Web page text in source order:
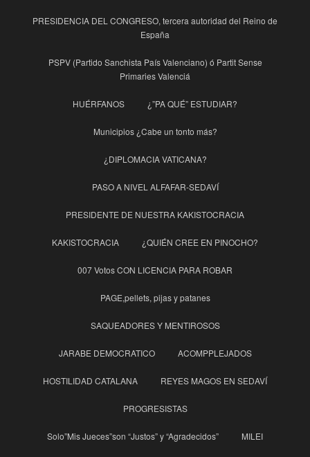
PRESIDENCIA DEL CONGRESO, tercera autoridad del Reino de
España
PSPV (Partido Sanchista País Valenciano) ó Partit Sense
Primaries Valenciá
HUÉRFANOS ¿”PA QUÉ” ESTUDIAR?
Municipios ¿Cabe un tonto más?
¿DIPLOMACIA VATICANA?
PASO A NIVEL ALFAFAR-SEDAVÍ
PRESIDENTE DE NUESTRA KAKISTOCRACIA
KAKISTOCRACIA ¿QUIÉN CREE EN PINOCHO?
007 Votos CON LICENCIA PARA ROBAR
PAGE,pellets, pijas y patanes
SAQUEADORES Y MENTIROSOS
JARABE DEMOCRATICO ACOMPPLEJADOS
HOSTILIDAD CATALANA REYES MAGOS EN SEDAVÍ
PROGRESISTAS
Solo”Mis Jueces”son “Justos” y “Agradecidos” MILEI